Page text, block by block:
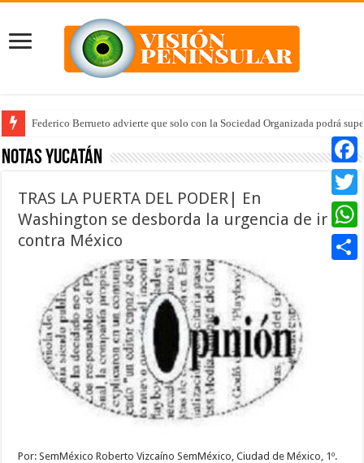
Federico Berrueto advierte que solo con la Sociedad Organizada podrá
Notas Yucatán
TRAS LA PUERTA DEL PODER| En
Washington se desborda la urgencia de ir
contra México
Por: SemMéxico Roberto Vizcaíno SemMéxico, Ciudad de México, 1º.
Twitter